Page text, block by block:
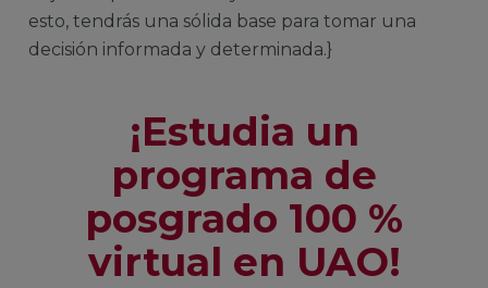
esto, tendrás una sólida base para tomar una
decisión informada y determinada.}
¡Estudia un
programa de
posgrado 100 %
virtual en UAO!